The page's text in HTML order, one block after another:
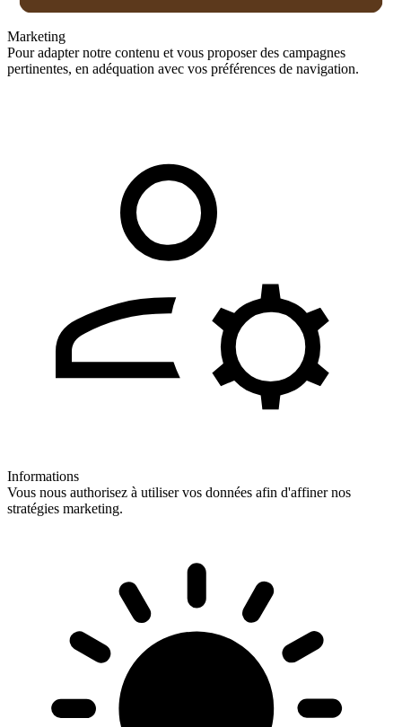
Marketing
Pour adapter notre contenu et vous proposer des campagnes
pertinentes, en adéquation avec vos préférences de navigation.
Informations
Vous nous authorisez à utiliser vos données afin d'affiner nos
stratégies marketing.